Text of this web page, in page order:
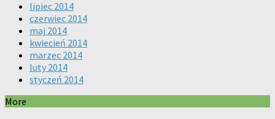
lipiec 2014
czerwiec 2014
maj 2014
kwiecień 2014
marzec 2014
luty 2014
styczeń 2014
More